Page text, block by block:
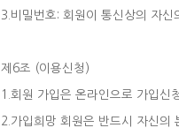
3.비밀번호: 회원이 통신상의 자
제6조 (이용신청)
1.회원 가입은 온라인으로 가입신
2.가입희망 회원은 반드시 자신의